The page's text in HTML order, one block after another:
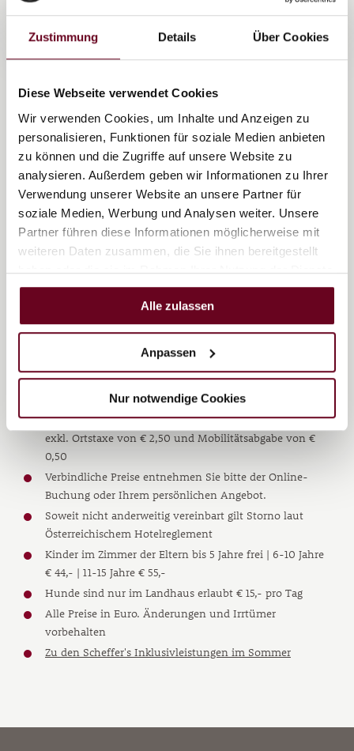
Zustimmung Details Über Cookies
Diese Webseite verwendet Cookies
Wir verwenden Cookies, um Inhalte und Anzeigen zu
personalisieren, Funktionen für soziale Medien anbieten
zu können und die Zugriffe auf unsere Website zu
analysieren. Außerdem geben wir Informationen zu Ihrer
Verwendung unserer Website an unsere Partner für
soziale Medien, Werbung und Analysen weiter. Unsere
Partner führen diese Informationen möglicherweise mit
weiteren Daten zusammen, die Sie ihnen bereitgestellt
haben oder die sie im Rahmen Ihrer Nutzung der Dienste
gesammelt haben.
Alle zulassen
Anpassen
Nur notwendige Cookies
1/
geführte Wanderung jeweils mittwochs mit dem
Alm.Michi
Alpaka.Erlebnis, jeweils freitags - geführter Spaziergang
mit Alpakas
Angegebene Preise sind Preisbeispiele und verstehen
sich, soweit nicht anders angegeben, pro Person und Tag
bei Belegung mit 2 Erwachsenen, inkl. Halbpension,
exkl. Ortstaxe von € 2,50 und Mobilitätsabgabe von €
0,50
Verbindliche Preise entnehmen Sie bitte der Online-
Buchung oder Ihrem persönlichen Angebot.
Soweit nicht anderweitig vereinbart gilt Storno laut
Österreichischem Hotelreglement
Kinder im Zimmer der Eltern bis 5 Jahre frei | 6-10 Jahre
€ 44,- | 11-15 Jahre € 55,-
Hunde sind nur im Landhaus erlaubt € 15,- pro Tag
Alle Preise in Euro. Änderungen und Irrtümer
vorbehalten
Zu den Scheffer's Inklusivleistungen im Sommer